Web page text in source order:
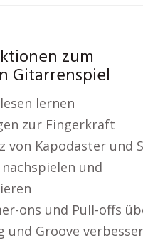
zum
Gitarrenspiel
lernen
zur Fingerkraft
von Kapodaster und
nachspielen und
ons und Pull-offs
und Groove